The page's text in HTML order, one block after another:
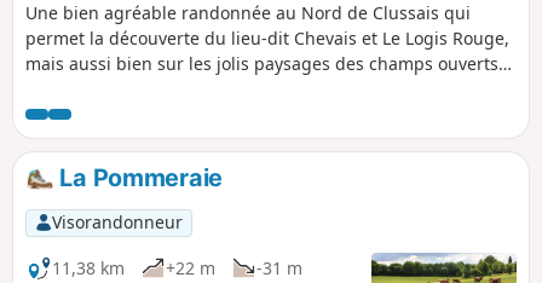
Une bien agréable randonnée au Nord de Clussais qui
permet la découverte du lieu-dit Chevais et Le Logis Rouge,
mais aussi bien sur les jolis paysages des champs ouverts
la découverte du patrimoine bâti et naturel aux sources du
Bignon, zone à la riche biodiversité et de régénération de
celle-ci..La Pommeraie
Visorandonneur
11,38 km
+22 m
-31 m